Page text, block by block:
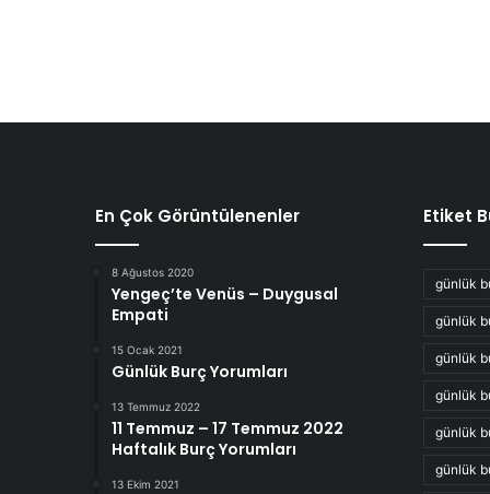
En Çok Görüntülenenler
8 Ağustos 2020
Yengeç’te Venüs – Duygusal
Empati
15 Ocak 2021
Günlük Burç Yorumları
13 Temmuz 2022
11 Temmuz – 17 Temmuz 2022
Haftalık Burç Yorumları
13 Ekim 2021
Etiket
günlük
günlük
günlük
günlük
günlük
günlük